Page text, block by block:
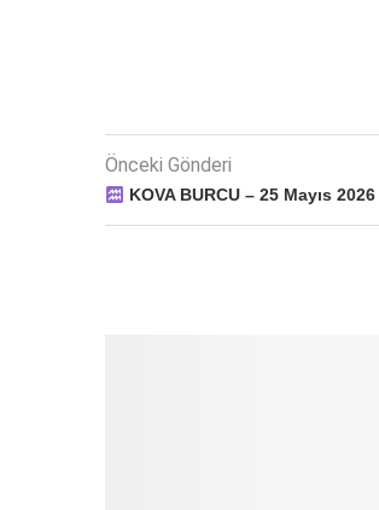
Önceki Gönderi
KOVA BURCU – 25 Mayıs